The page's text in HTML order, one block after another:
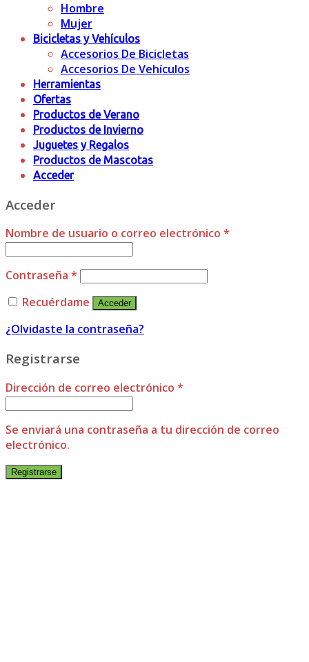
Hombre
Mujer
Bicicletas y Vehículos
Accesorios De Bicicletas
Accesorios De Vehículos
Herramientas
Ofertas
Productos de Verano
Productos de Invierno
Juguetes y Regalos
Productos de Mascotas
Acceder
Acceder
Nombre de usuario o correo electrónico *
Contraseña *
Recuérdame
Acceder
¿Olvidaste la contraseña?
Registrarse
Dirección de correo electrónico *
Se enviará una contraseña a tu dirección de correo
electrónico.
Registrarse